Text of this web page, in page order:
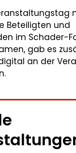
Beteiligten und
im Schader-
gab es
an der